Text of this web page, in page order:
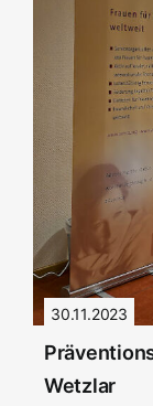
30.11.2023
Wetzlar